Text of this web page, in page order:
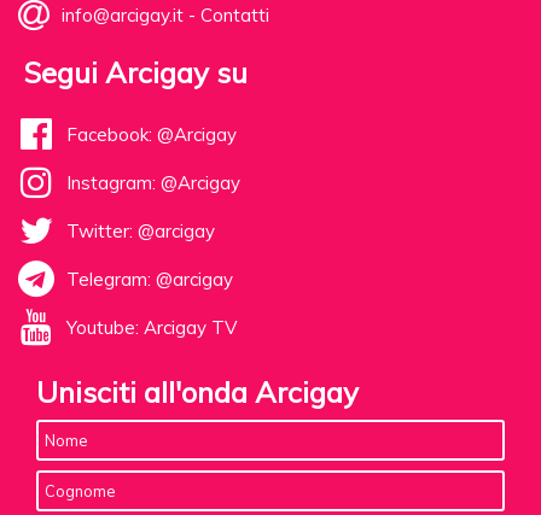
info@arcigay.it - Contatti
Segui Arcigay su
Facebook: @Arcigay
Instagram: @Arcigay
Twitter: @arcigay
Telegram: @arcigay
Youtube: Arcigay TV
Unisciti all'onda Arcigay